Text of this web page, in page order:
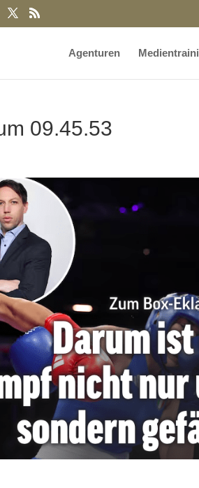
Agenturen
09.45.53